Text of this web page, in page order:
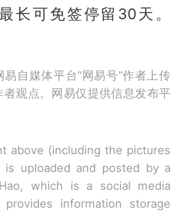
长可免签停留30天。
自媒体平台“网易号”作者上传
观点。网易仅提供信息发布平
above (including the pictures
uploaded and posted by a
which is a social media
information storage